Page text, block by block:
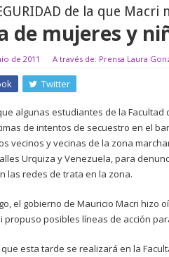
de la que Macri
de mujeres y
de 2011 A través de: Prensa Laura
Twitter
algunas estudiantes de la Facultad
de intentos de secuestro en el
vecinos y vecinas de la zona
Urquiza y Venezuela, para
las redes de trata en la zona.
el gobierno de Mauricio Macri hizo
propuso posibles líneas de acción
esta tarde se realizará en la